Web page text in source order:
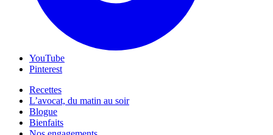
YouTube
Pinterest
Recettes
L’avocat, du matin au soir
Blogue
Bienfaits